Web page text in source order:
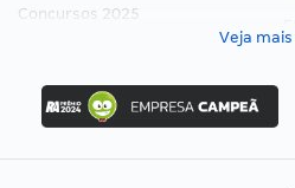
Concursos 2025
Concurso Ibama
Concurso MPU
Editais publicados
Veja mais